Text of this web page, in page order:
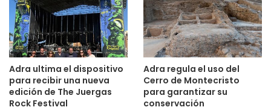
Adra ultima el dispositivo
para recibir una nueva
edición de The Juergas
Rock Festival
Adra regula el uso del
Cerro de Montecristo
para garantizar su
conservación